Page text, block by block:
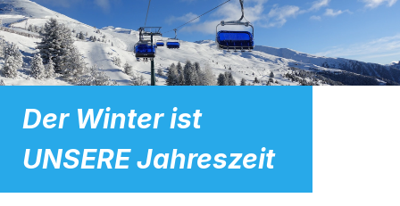
Der Winter ist
UNSERE Jahreszeit